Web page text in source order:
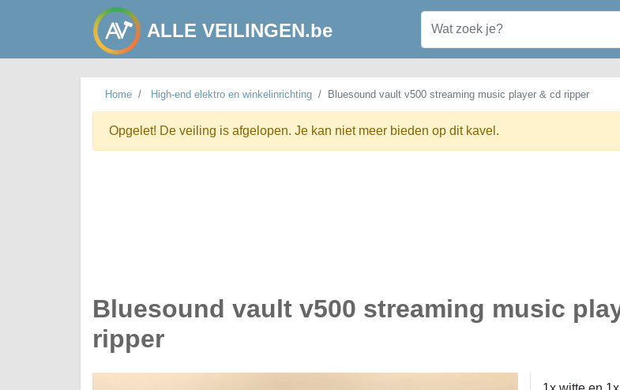
ALLE VEILINGEN.be
Home High-end elektro en winkelinrichting Bluesound vault v500 streaming music player & cd ripper
Opgelet! De veiling is afgelopen. Je kan niet meer bieden op dit kavel.
Bluesound vault v500 streaming music
ripper